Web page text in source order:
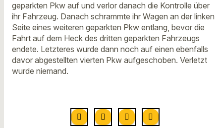
geparkten Pkw auf und verlor danach die Kontrolle über
ihr Fahrzeug. Danach schrammte ihr Wagen an der linken
Seite eines weiteren geparkten Pkw entlang, bevor die
Fahrt auf dem Heck des dritten geparkten Fahrzeugs
endete. Letzteres wurde dann noch auf einen ebenfalls
davor abgestellten vierten Pkw aufgeschoben. Verletzt
wurde niemand.